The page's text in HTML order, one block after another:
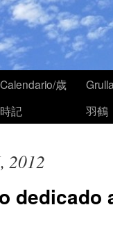
Calendario/歳
時記
羽鶴
2012
dedicado